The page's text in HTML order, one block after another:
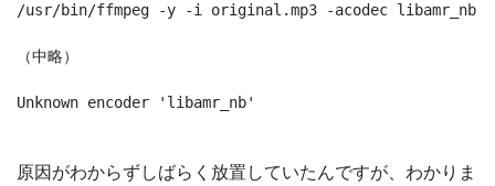
/usr/bin/ffmpeg -y -i original.mp3 -acodec libamr_nb -
（中略）
Unknown encoder 'libamr_nb'
原因がわからずしばらく放置していたんですが、わかりま